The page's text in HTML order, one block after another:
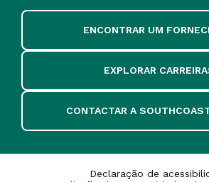
ENCONTRAR UM
EXPLORAR
CONTACTAR A
Declaração de